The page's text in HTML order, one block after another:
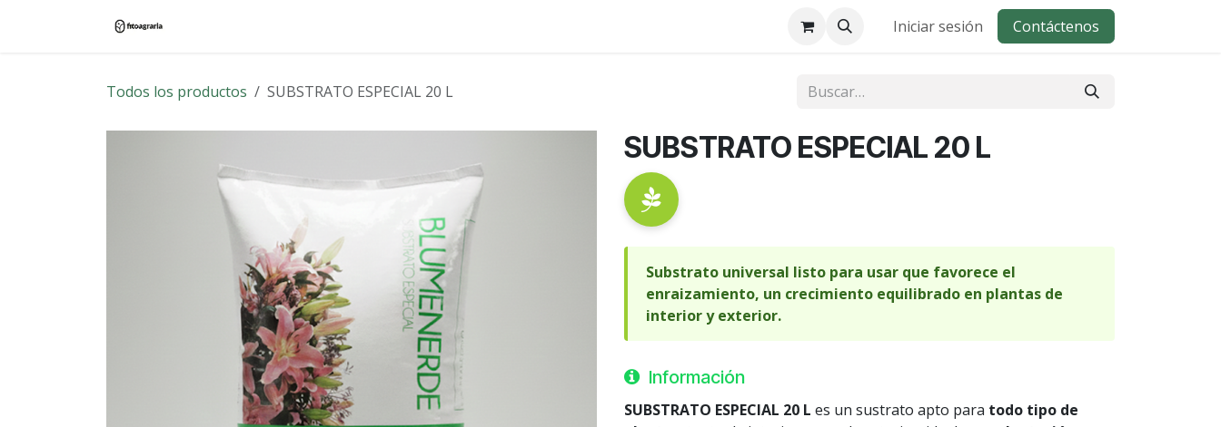
Iniciar sesión Contáctenos
Todos los productos SUBSTRATO ESPECIAL 20 L
SUBSTRATO ESPECIAL 20 L
Substrato universal listo para usar que favorece el
enraizamiento, un crecimiento equilibrado en plantas de
interior y exterior.
Información
SUBSTRATO ESPECIAL 20 L es un sustrato apto para todo tipo de